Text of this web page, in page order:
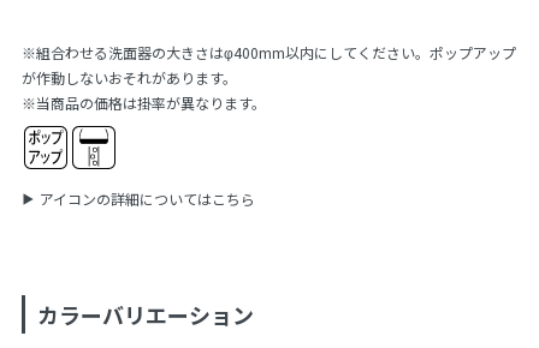
※組合わせる洗面器の大きさはφ400mm以内にしてください。ポップアップ
が作動しないおそれがあります。
※当商品の価格は掛率が異なります。
アイコンの詳細についてはこちら
カラーバリエーション